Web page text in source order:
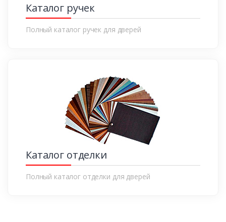
Каталог ручек
Полный каталог ручек для дверей
Каталог отделки
Полный каталог отделки для дверей